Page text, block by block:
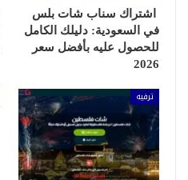
اشتراك سناب شات بلس
في السعودية: دليلك الكامل
للحصول عليه بأفضل سعر
2026
ترفيه